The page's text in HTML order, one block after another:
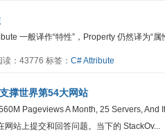
一般译作“特性”，Property 仍然译为“
：43776 标签： C#Attribute
撑世界第54大网站
Pageviews A Month, 25 Servers, And
站上提交和回答问题。当下的 StackOv...